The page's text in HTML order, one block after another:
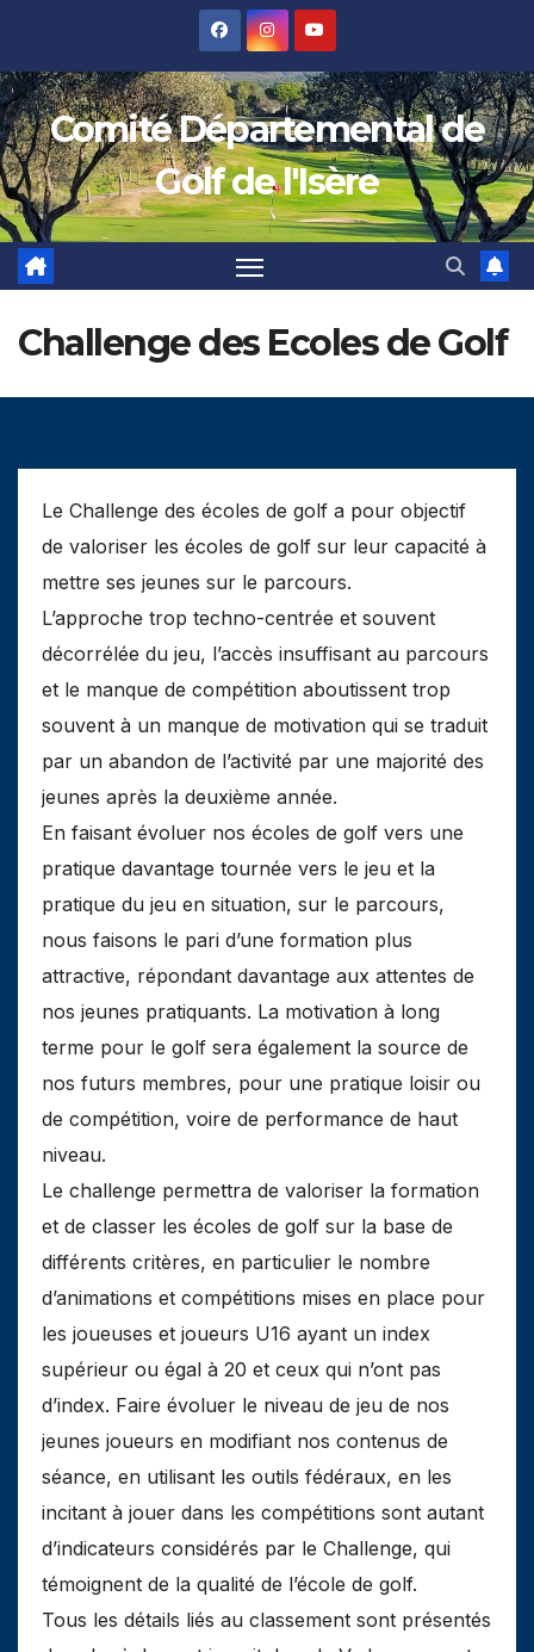
content
Comité Départemental de
Golf de l'Isère
Challenge des Ecoles de Golf
Le Challenge des écoles de golf a pour objectif
de valoriser les écoles de golf sur leur capacité à
mettre ses jeunes sur le parcours.
L’approche trop techno-centrée et souvent
décorrélée du jeu, l’accès insuffisant au parcours
et le manque de compétition aboutissent trop
souvent à un manque de motivation qui se traduit
par un abandon de l’activité par une majorité des
jeunes après la deuxième année.
En faisant évoluer nos écoles de golf vers une
pratique davantage tournée vers le jeu et la
pratique du jeu en situation, sur le parcours,
nous faisons le pari d’une formation plus
attractive, répondant davantage aux attentes de
nos jeunes pratiquants. La motivation à long
terme pour le golf sera également la source de
nos futurs membres, pour une pratique loisir ou
de compétition, voire de performance de haut
niveau.
Le challenge permettra de valoriser la formation
et de classer les écoles de golf sur la base de
différents critères, en particulier le nombre
d’animations et compétitions mises en place pour
les joueuses et joueurs U16 ayant un index
supérieur ou égal à 20 et ceux qui n’ont pas
d’index. Faire évoluer le niveau de jeu de nos
jeunes joueurs en modifiant nos contenus de
séance, en utilisant les outils fédéraux, en les
incitant à jouer dans les compétitions sont autant
d’indicateurs considérés par le Challenge, qui
témoignent de la qualité de l’école de golf.
Tous les détails liés au classement sont présentés